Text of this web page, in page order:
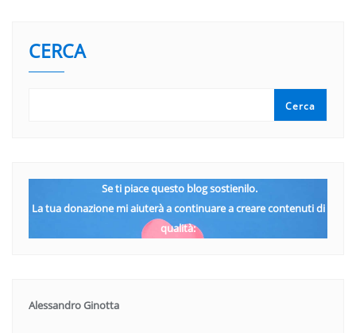
CERCA
Cerca
Se ti piace questo blog sostienilo.
La tua donazione mi aiuterà a continuare a creare contenuti di
qualità:
Alessandro Ginotta